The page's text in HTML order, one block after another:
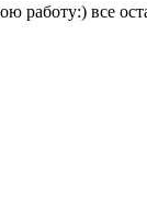
работу:) все